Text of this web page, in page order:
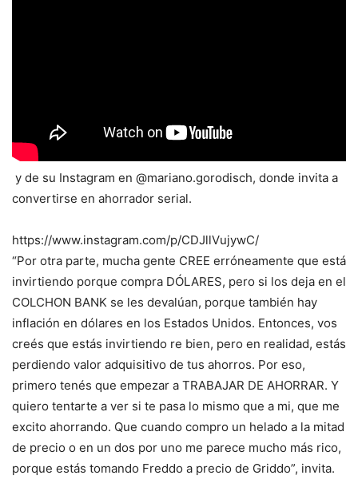
y de su Instagram en @mariano.gorodisch, donde invita a
convertirse en ahorrador serial.
https://www.instagram.com/p/CDJllVujywC/
“Por otra parte, mucha gente CREE erróneamente que está
invirtiendo porque compra DÓLARES, pero si los deja en el
COLCHON BANK se les devalúan, porque también hay
inflación en dólares en los Estados Unidos. Entonces, vos
creés que estás invirtiendo re bien, pero en realidad, estás
perdiendo valor adquisitivo de tus ahorros. Por eso,
primero tenés que empezar a TRABAJAR DE AHORRAR. Y
quiero tentarte a ver si te pasa lo mismo que a mi, que me
excito ahorrando. Que cuando compro un helado a la mitad
de precio o en un dos por uno me parece mucho más rico,
porque estás tomando Freddo a precio de Griddo”, invita.